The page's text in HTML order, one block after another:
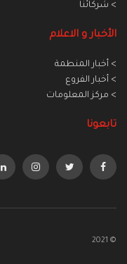
> شركائنا
الأخبار و الاعلام
> أخبار المنطمة
> أخبار الفروع
> مركز المعلومات
تابعونا
© 2021